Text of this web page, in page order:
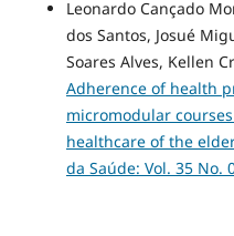
Leonardo Cançado
dos Santos, Josué
Soares Alves, Kellen
Adherence of health
micromodular
healthcare of the
da Saúde: Vol. 35 No.